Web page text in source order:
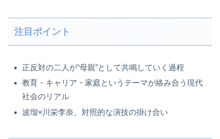
注目ポイント
正反対の二人が“母親”として共鳴していく過程
教育・キャリア・家庭というテーマが絡み合う現代
社会のリアル
波瑠×川栄李奈、対照的な演技の掛け合い